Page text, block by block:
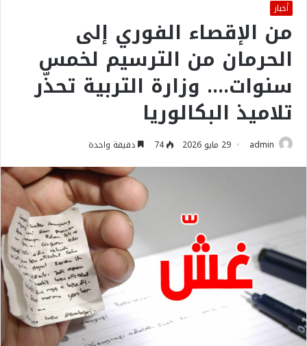
أخبار
من الإقصاء الفوري إلى
الحرمان من الترسيم لخمس
سنوات…. وزارة التربية تحذّر
تلاميذ البكالوريا
admin 29 مايو 2026 74 دقيقة واحدة